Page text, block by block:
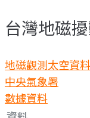
台灣地磁
地磁觀測太空資料
中央氣象署
數據資料